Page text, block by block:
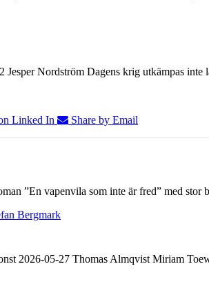
Nordström Dagens krig utkämpas
Linked In Share by Email
”En vapenvila som inte är fred” med stor
Bergmark
2026-05-27 Thomas Almqvist Miriam